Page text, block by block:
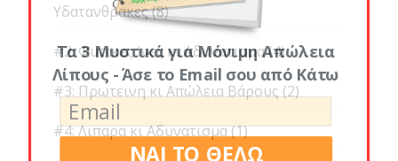
Υδατανθρακες(8)
#2: Φυτικες Ινες κι Αδυνατισμα(4)
#3: Πρωτεινη κι Απώλεια Βάρους (2)
#4: Λιπαρα κι Αδυνατισμα(1)
Τα 3 Μυστικά για Μόνιμη Απώλεια
Λίπους - Άσε το Email σου από Κάτω
ΝΑΙ ΤΟ ΘΕΛΩ